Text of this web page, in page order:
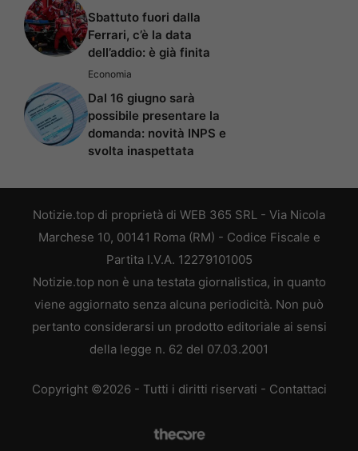
Sbattuto fuori dalla
Ferrari, c’è la data
dell’addio: è già finita
Economia
Dal 16 giugno sarà
possibile presentare la
domanda: novità INPS e
svolta inaspettata
Notizie.top di proprietà di WEB 365 SRL - Via Nicola
Marchese 10, 00141 Roma (RM) - Codice Fiscale e
Partita I.V.A. 12279101005
Notizie.top non è una testata giornalistica, in quanto
viene aggiornato senza alcuna periodicità. Non può
pertanto considerarsi un prodotto editoriale ai sensi
della legge n. 62 del 07.03.2001
Copyright ©2026 - Tutti i diritti riservati - Contattaci